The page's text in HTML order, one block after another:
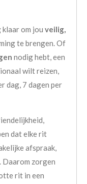
klaar om jou veilig,
te brengen. Of
nodig hebt, een
wilt reizen,
dag, 7 dagen per
dat elke rit
afspraak,
Daarom zorgen
rit in een